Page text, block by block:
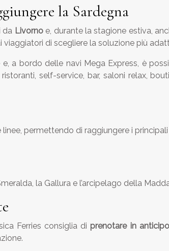
la Sardegna
da Livornoe, durante la stagione estiva,
viaggiatori di scegliere la soluzione più
a bordo delle navi Mega Express, è
self-service, bar, saloni relax,
permettendo di raggiungere i
la Gallura e l’arcipelago della
Ferries consiglia di prenotare in anticipo